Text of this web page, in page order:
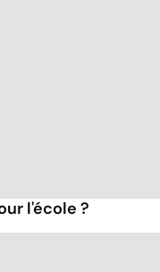
l'école ?